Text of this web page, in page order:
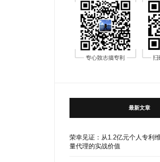
最新文章
荣幸见证：从1.2亿元个人专利
量代理的实战价值